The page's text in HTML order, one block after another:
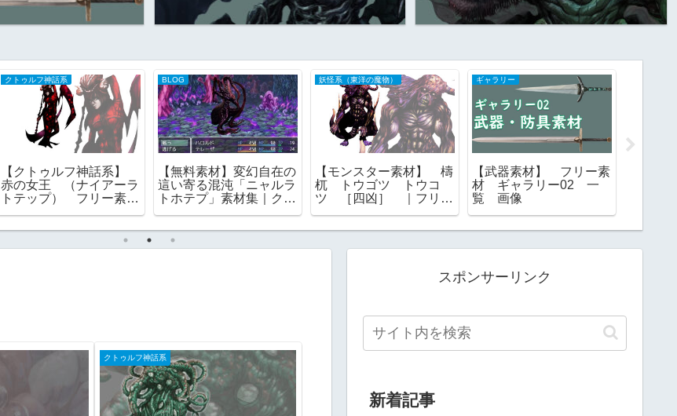
クトゥルフ神話系
【クトゥルフ神話系】
赤の女王 （ナイアーラ
トテップ） フリー素
BLOG
【無料素材】変幻自在の
這い寄る混沌「ニャルラ
トホテプ」素材集｜クト
妖怪系（東洋の魔物）
【モンスター素材】 檮
杌 トウゴツ トウコ
ツ ［四凶］ ｜フリー
ギャラリー
【武器素材】 フリー素
材 ギャラリー02 一
覧 画像
クトゥルフ神話系
スポンサーリンク
新着記事